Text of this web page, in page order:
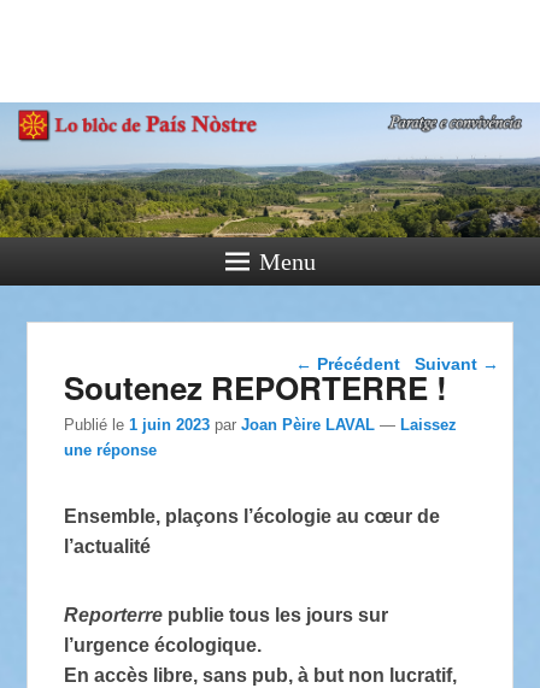
Paratge e Convivència
Menu
Navigation dans les
articles
← Précédent Suivant →
Soutenez REPORTERRE !
Publié le1 juin 2023 parJoan Pèire LAVAL —Laissez
une réponse
Ensemble, plaçons l’écologie au cœur de
l’actualité
Reporterre publie tous les jours sur
l’urgence écologique.
En accès libre, sans pub, à but non lucratif,